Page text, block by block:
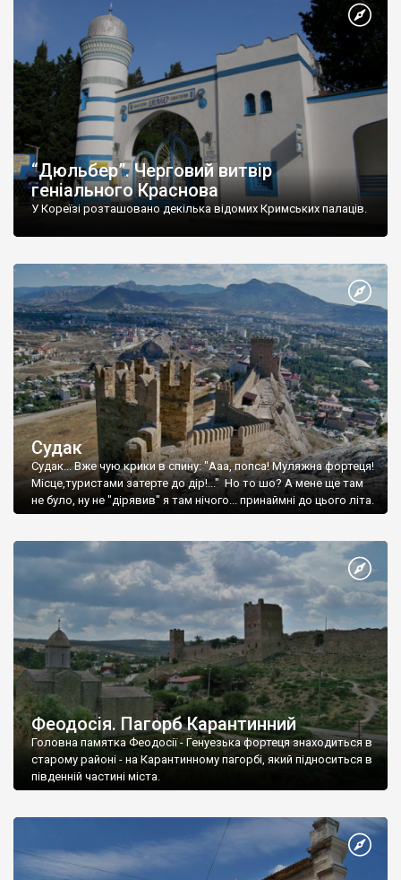
“Дюльбер”. Черговий витвір
геніального Краснова
У Кореїзі розташовано декілька відомих Кримських палаців.
Судак
Судак... Вже чую крики в спину: "Ааа, попса! Муляжна фортеця!
Місце,туристами затерте до дір!..." Но то шо? А мене ще там
не було, ну не "дірявив" я там нічого... принаймні до цього літа.
Феодосія. Пагорб Карантинний
Головна памятка Феодосії - Генуезька фортеця знаходиться в
старому районі - на Карантинному пагорбі, який підноситься в
південній частині міста.